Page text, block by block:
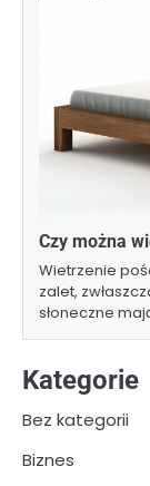
Czy można
Wietrzenie
zalet,
słoneczne
Kategorie
Bez kategorii
Biznes